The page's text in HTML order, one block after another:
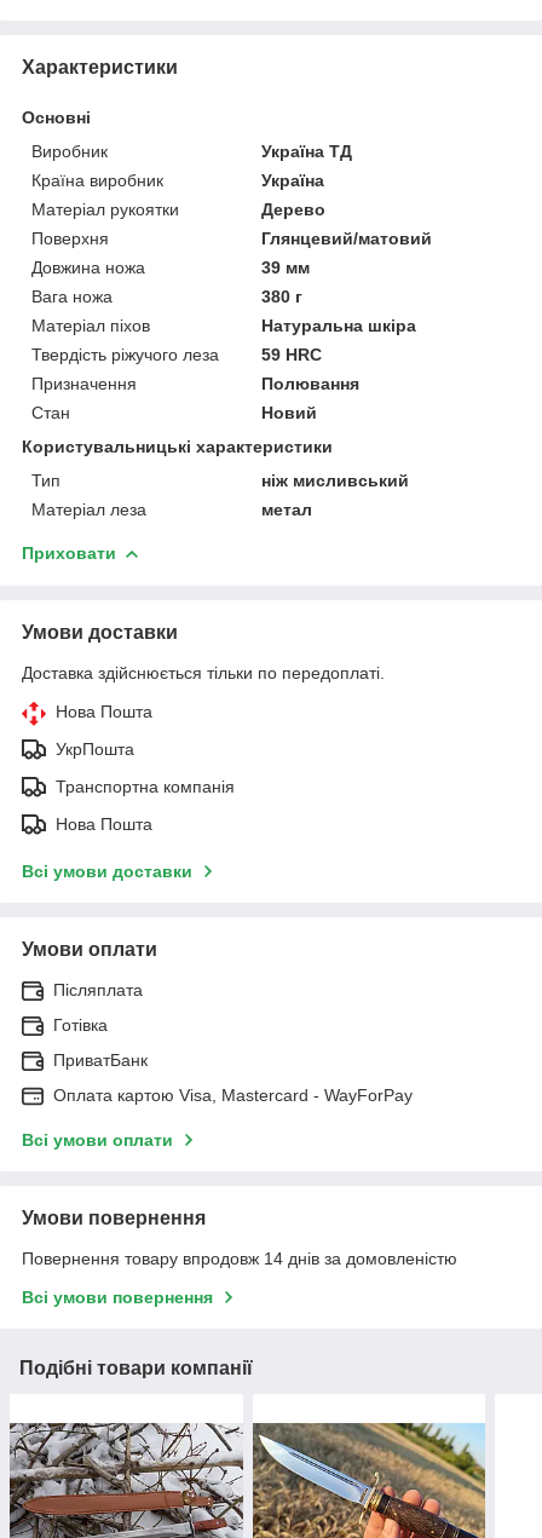
Характеристики
Основні
Виробник
Україна ТД
Країна виробник
Україна
Матеріал рукоятки
Дерево
Поверхня
Глянцевий/матовий
Довжина ножа
39 мм
Вага ножа
380 г
Матеріал піхов
Натуральна шкіра
Твердість ріжучого леза
59 HRC
Призначення
Полювання
Стан
Новий
Користувальницькі характеристики
Тип
ніж мисливський
Матеріал леза
метал
Приховати
Умови доставки
Доставка здійснюється тільки по передоплаті.
Нова Пошта
УкрПошта
Транспортна компанія
Нова Пошта
Всі умови доставки
Умови оплати
Післяплата
Готівка
ПриватБанк
Оплата картою Visa, Mastercard - WayForPay
Всі умови оплати
Умови повернення
Повернення товару впродовж 14 днів за домовленістю
Всі умови повернення
Подібні товари компанії